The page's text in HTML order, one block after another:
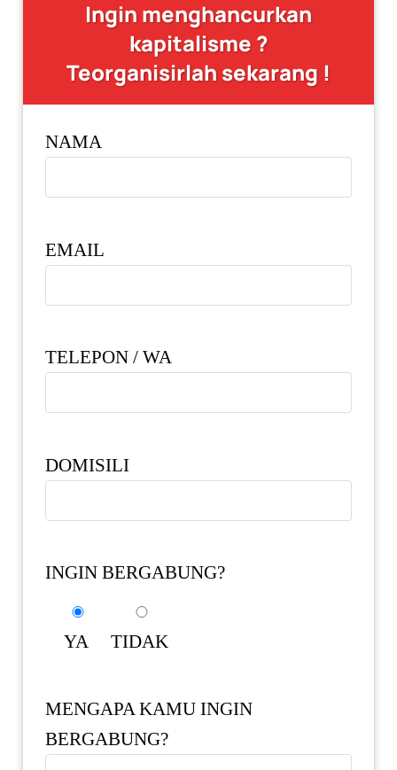
Ingin menghancurkan
kapitalisme ?
Teorganisirlah sekarang !
NAMA
EMAIL
TELEPON / WA
DOMISILI
INGIN BERGABUNG?
YA TIDAK
MENGAPA KAMU INGIN
BERGABUNG?